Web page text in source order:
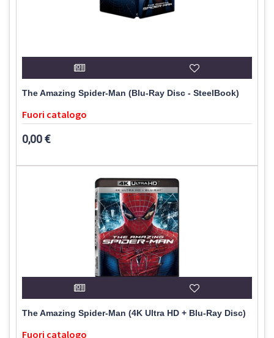
The Amazing Spider-Man (Blu-Ray Disc - SteelBook)
Fuori catalogo
0,00 €
The Amazing Spider-Man (4K Ultra HD + Blu-Ray Disc)
Fuori catalogo